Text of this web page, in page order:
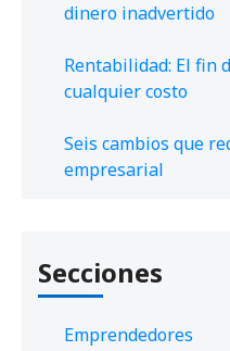
dinero inadvertido
Rentabilidad: El fin
cualquier costo
Seis cambios que
empresarial
Secciones
Emprendedores